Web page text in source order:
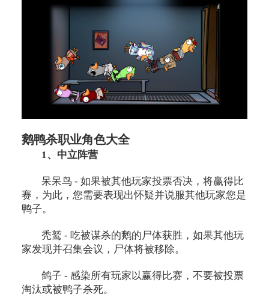
鹅鸭杀职业角色大全
1、中立阵营
呆呆鸟 - 如果被其他玩家投票否决，将赢得比
赛，为此，您需要表现出怀疑并说服其他玩家您是
鸭子。
秃鹫 - 吃被谋杀的鹅的尸体获胜，如果其他玩
家发现并召集会议，尸体将被移除。
鸽子 - 感染所有玩家以赢得比赛，不要被投票
淘汰或被鸭子杀死。